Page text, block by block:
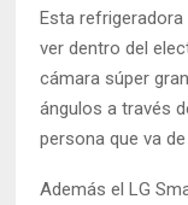
Esta
ver dentro del
cámara súper
ángulos a través
persona que va
Además el LG